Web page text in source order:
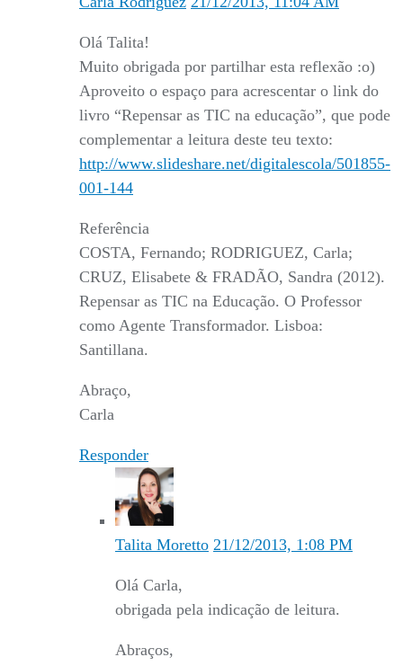
Olá Talita!
Muito obrigada por partilhar esta reflexão :o)
Aproveito o espaço para acrescentar o link do
livro “Repensar as TIC na educação”, que pode
complementar a leitura deste teu texto:
http://www.slideshare.net/digitalescola/501855-
001-144
Referência
COSTA, Fernando; RODRIGUEZ, Carla;
CRUZ, Elisabete & FRADÃO, Sandra (2012).
Repensar as TIC na Educação. O Professor
como Agente Transformador. Lisboa:
Santillana.
Abraço,
Carla
Responder
Talita Moretto 21/12/2013, 1:08 PM
Olá Carla,
obrigada pela indicação de leitura.
Abraços,